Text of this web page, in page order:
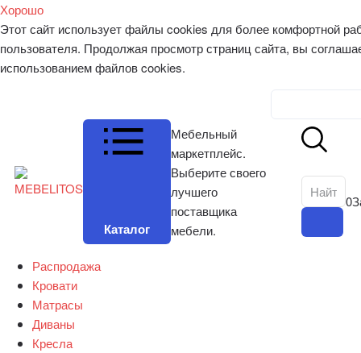
Хорошо
Этот сайт использует файлы cookies для более комфортной
пользователя. Продолжая просмотр страниц сайта, вы
использованием файлов cookies.
Каталог
Мебельный
маркетплейс.
Выберите своего
лучшего
поставщика
мебели.
0
Распродажа
Кровати
Матрасы
Диваны
Кресла